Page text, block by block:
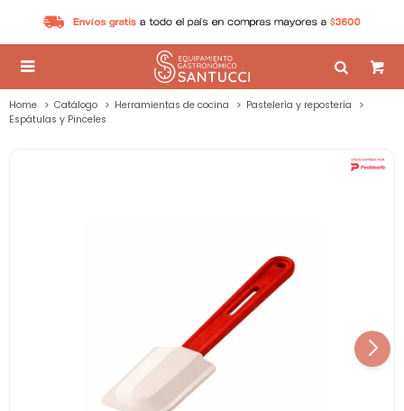

Home Catálogo Herramientas de cocina
Pastelería y repostería
Espátulas y Pinceles